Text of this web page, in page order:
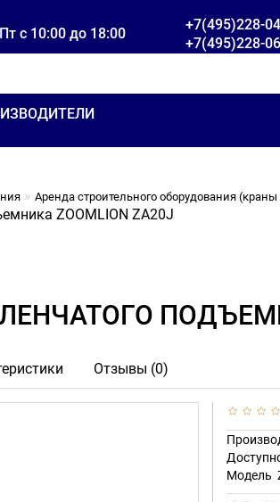
с 10:00 до 18:00
+7(495)228-
+7(495)228-
Аренда строительного оборудования
ZOOMLION ZA20J
Отзывы (0)
Модель